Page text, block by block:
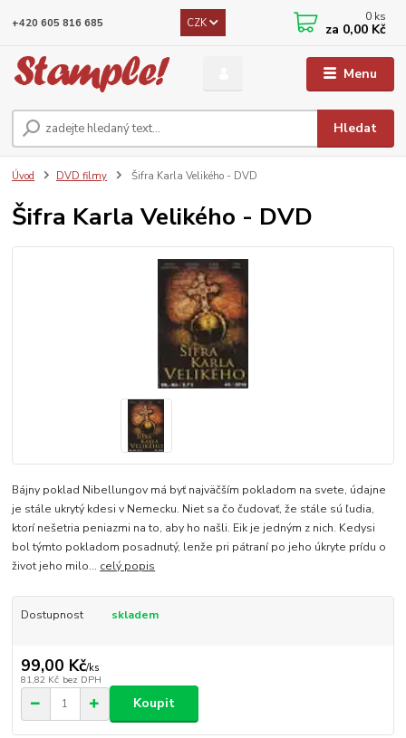
Menu
CZK
Hledat
+420 605 816 685 0 ks
za 0,00 Kč
Úvod DVD filmy Šifra Karla Velikého - DVD
Šifra Karla Velikého - DVD
Bájny poklad Nibellungov má byť najväčším pokladom na svete, údajne
je stále ukrytý kdesi v Nemecku. Niet sa čo čudovať, že stále sú ľudia,
ktorí nešetria peniazmi na to, aby ho našli. Eik je jedným z nich. Kedysi
bol týmto pokladom posadnutý, lenže pri pátraní po jeho úkryte prídu o
život jeho milo... celý popis
Dostupnost skladem
99,00 Kč/ks
81,82 Kč bez DPH
Koupit